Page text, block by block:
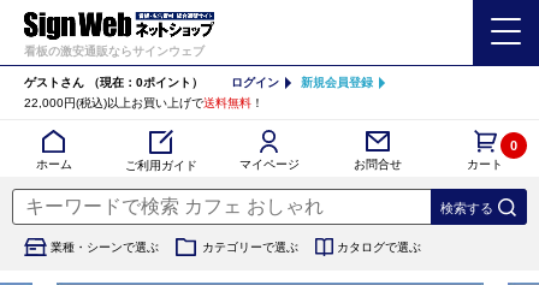
看板の激安通販ならサインウェブ
ゲストさん （現在：0ポイント） ログイン
新規会員登録
22,000円(税込)以上お買い上げで送料無料 ！
ホーム ご利用ガイド マイページ お問合せ カート
0
業種・シーンで選ぶ カテゴリーで選ぶ カタログで選ぶ